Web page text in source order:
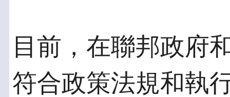
目前，在聯邦政府
符合政策法規和執